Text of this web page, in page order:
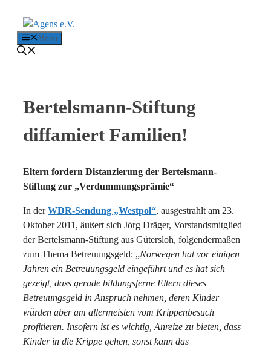
Menü
Bertelsmann-Stiftung
diffamiert Familien!
Eltern fordern Distanzierung der Bertelsmann-
Stiftung zur „Verdummungsprämie“
In derWDR-Sendung „Westpol“, ausgestrahlt am 23.
Oktober 2011, äußert sich Jörg Dräger, Vorstandsmitglied
der Bertelsmann-Stiftung aus Gütersloh, folgendermaßen
zum Thema Betreuungsgeld: „Norwegen hat vor einigen
Jahren ein Betreuungsgeld eingeführt und es hat sich
gezeigt, dass gerade bildungsferne Eltern dieses
Betreuungsgeld in Anspruch nehmen, deren Kinder
würden aber am allermeisten vom Krippenbesuch
profitieren. Insofern ist es wichtig, Anreize zu bieten, dass
Kinder in die Krippe gehen, sonst kann das